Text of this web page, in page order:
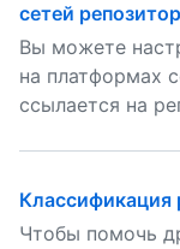
сетей
Вы можете
на платформах
ссылается на
Чтобы помочь